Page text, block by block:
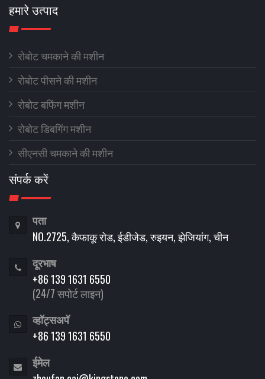
हमारे उत्पाद
रोबोट चमकाने की मशीन
रोबोट पीसने की मशीन
रोबोट बफिंग मशीन
रोबोट डिबगिंग मशीन
सीएनसी चमकाने की मशीन
संपर्क करें
पता
NO.2725, कैफाकू रोड, ईडीजेड, रुइयन, झेजियांग, चीन
दूरभाष
+86 139 1631 6550
(24/7 सपोर्ट लाइन)
व्हॉट्सअपॅ
+86 139 1631 6550
ईमेल